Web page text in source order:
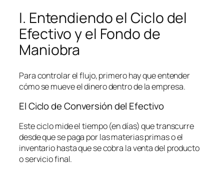
I. Entendiendo el Ciclo del
Efectivo y el Fondo de
Maniobra
Para controlar el flujo, primero hay que entender
cómo se mueve el dinero dentro de la empresa.
El Ciclo de Conversión del Efectivo
Este ciclo mide el tiempo (en días) que transcurre
desde que se paga por las materias primas o el
inventario hasta que se cobra la venta del producto
o servicio final.